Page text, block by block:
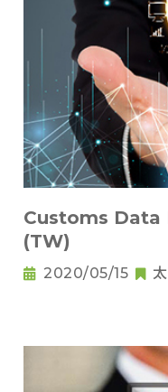
Customs Data
(TW)
2020/05/15